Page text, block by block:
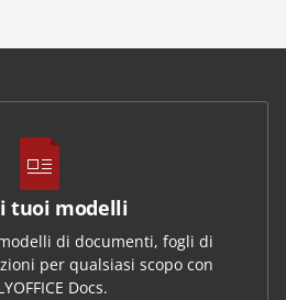
tuoi modelli
di documenti, fogli di
per qualsiasi scopo con
Docs.